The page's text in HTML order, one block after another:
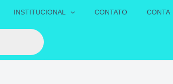
INSTITUCIONAL CONTATO CONTA